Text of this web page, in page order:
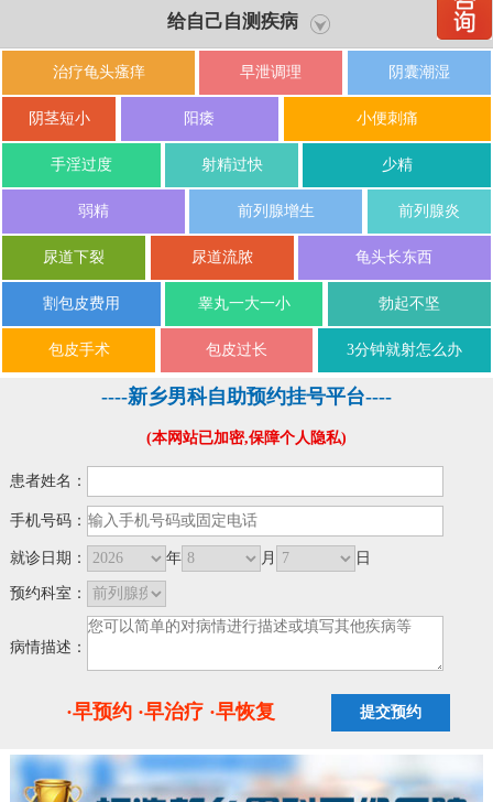
给自己自测疾病
治疗龟头瘙痒 早泄调理 阴囊潮湿
阴茎短小 阳痿 小便刺痛
手淫过度 射精过快 少精
弱精 前列腺增生 前列腺炎
尿道下裂 尿道流脓 龟头长东西
割包皮费用 睾丸一大一小 勃起不坚
包皮手术 包皮过长 3分钟就射怎么办
----新乡男科自助预约挂号平台----
(本网站已加密,保障个人隐私)
患者姓名：
手机号码：
就诊日期： 年 月 日
预约科室：
病情描述：
·早预约 ·早治疗 ·早恢复